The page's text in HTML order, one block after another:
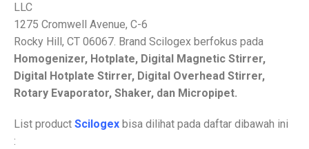
LLC
1275 Cromwell Avenue, C-6
Rocky Hill, CT 06067. Brand Scilogex berfokus pada
Homogenizer, Hotplate, Digital Magnetic Stirrer,
Digital Hotplate Stirrer, Digital Overhead Stirrer,
Rotary Evaporator, Shaker, dan Micropipet.
List product Scilogex bisa dilihat pada daftar dibawah ini
: